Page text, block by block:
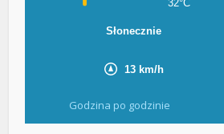
Godzina po godzinie